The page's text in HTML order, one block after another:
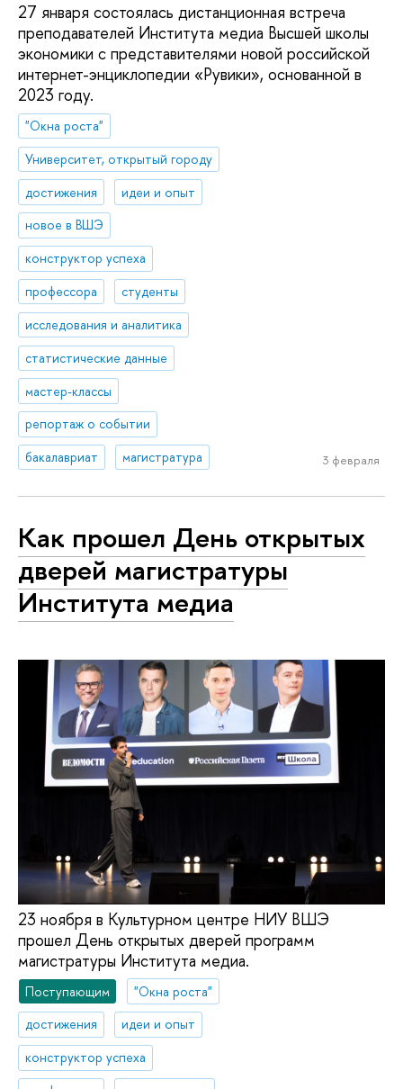
27 января состоялась дистанционная встреча
преподавателей Института медиа Высшей школы
экономики с представителями новой российской
интернет-энциклопедии «Рувики», основанной в
2023 году.
"Окна роста"
Университет, открытый городу
достижения
идеи и опыт
новое в ВШЭ
конструктор успеха
профессора
студенты
исследования и аналитика
статистические данные
мастер-классы
репортаж о событии
бакалавриат
магистратура 3 февраля
Как прошел День открытых
дверей магистратуры
Института медиа
23 ноября в Культурном центре НИУ ВШЭ
прошел День открытых дверей программ
магистратуры Института медиа.
Поступающим
"Окна роста"
достижения
идеи и опыт
конструктор успеха